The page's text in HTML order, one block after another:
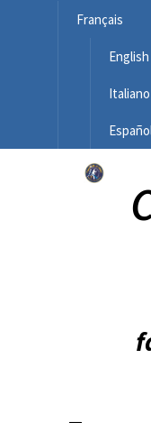
Français
English
Italiano